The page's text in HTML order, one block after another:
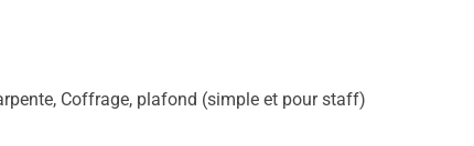
Coffrage, plafond (simple et pour staff)